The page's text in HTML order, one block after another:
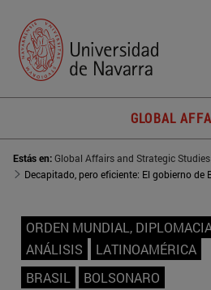
GLOBAL
Estás en:Global Affairs and Strategic Studies
ORDEN MUNDIAL,
ANÁLISIS
LATINOAMÉRICA
BRASIL
BOLSONARO